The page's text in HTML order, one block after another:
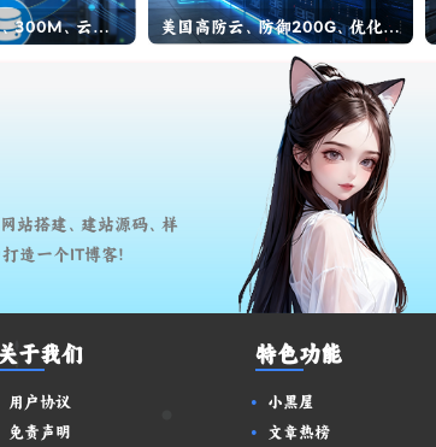
宁波电信大带宽、300M、云服务器 美国高防云、防御200G、优化高防、美国vps
站搭建、建站源码、样
打造一个IT博客!
关于我们
用户协议
免责声明
特色功能
小黑屋
文章热榜